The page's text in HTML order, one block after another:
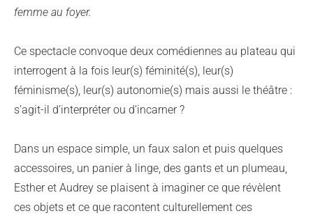
femme au foyer.
Ce spectacle convoque deux comédiennes au plateau qui
interrogent à la fois leur(s) féminité(s), leur(s)
féminisme(s), leur(s) autonomie(s) mais aussi le théâtre :
s’agit-il d’interpréter ou d’incarner ?
Dans un espace simple, un faux salon et puis quelques
accessoires, un panier à linge, des gants et un plumeau,
Esther et Audrey se plaisent à imaginer ce que révèlent
ces objets et ce que racontent culturellement ces